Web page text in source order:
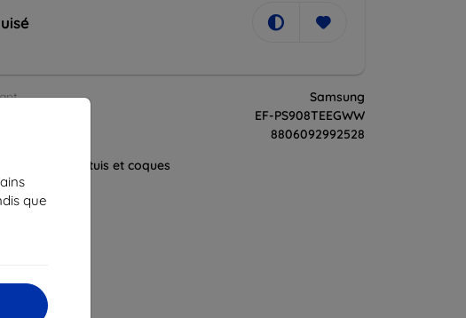
que
Samsung
EF-PS908TEEGWW
8806092992528
Tous les étuis et coques